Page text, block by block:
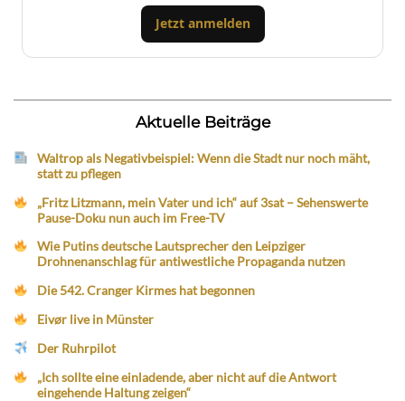
Jetzt anmelden
Aktuelle Beiträge
Waltrop als Negativbeispiel: Wenn die Stadt nur noch mäht,
statt zu pflegen
„Fritz Litzmann, mein Vater und ich“ auf 3sat – Sehenswerte
Pause-Doku nun auch im Free-TV
Wie Putins deutsche Lautsprecher den Leipziger
Drohnenanschlag für antiwestliche Propaganda nutzen
Die 542. Cranger Kirmes hat begonnen
Eivør live in Münster
Der Ruhrpilot
„Ich sollte eine einladende, aber nicht auf die Antwort
eingehende Haltung zeigen“